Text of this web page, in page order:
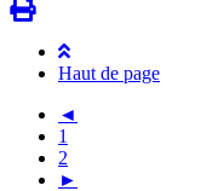
Haut de page
◄
1
2
►